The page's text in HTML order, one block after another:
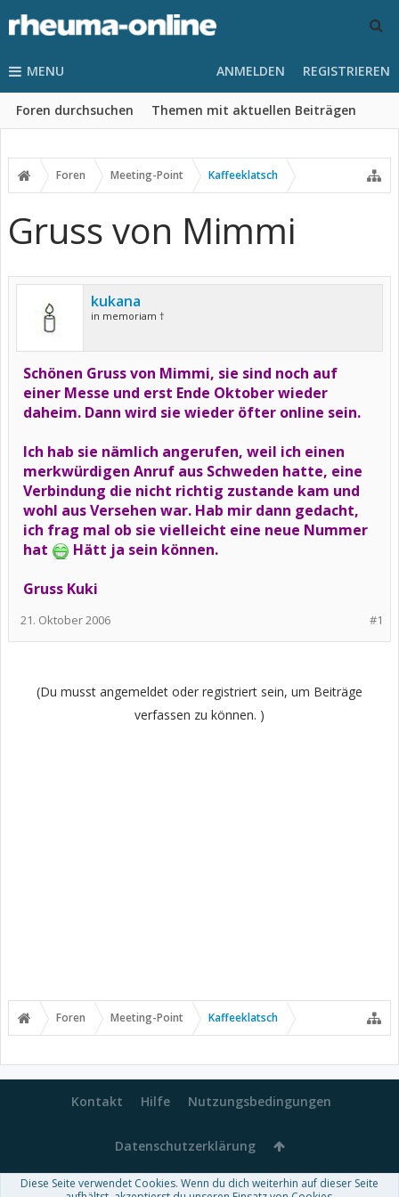
MENU
Foren durchsuchen Themen mit aktuellen Beiträgen
ANMELDEN REGISTRIEREN
Foren Meeting-Point Kaffeeklatsch
Gruss von Mimmi
kukana
in memoriam †
Schönen Gruss von Mimmi, sie sind noch auf
einer Messe und erst Ende Oktober wieder
daheim. Dann wird sie wieder öfter online sein.
Ich hab sie nämlich angerufen, weil ich einen
merkwürdigen Anruf aus Schweden hatte, eine
Verbindung die nicht richtig zustande kam und
wohl aus Versehen war. Hab mir dann gedacht,
ich frag mal ob sie vielleicht eine neue Nummer
hat
Hätt ja sein können.
Gruss Kuki
#1
21. Oktober 2006
(Du musst angemeldet oder registriert sein, um Beiträge
verfassen zu können. )
Foren Meeting-Point Kaffeeklatsch
Kontakt Hilfe Nutzungsbedingungen
Datenschutzerklärung
Diese Seite verwendet Cookies. Wenn du dich weiterhin auf dieser Seite